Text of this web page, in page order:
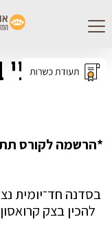
Toggle
סדנת
*הרשמה לקורס
בסדנה חד־יומית
להכין בצק